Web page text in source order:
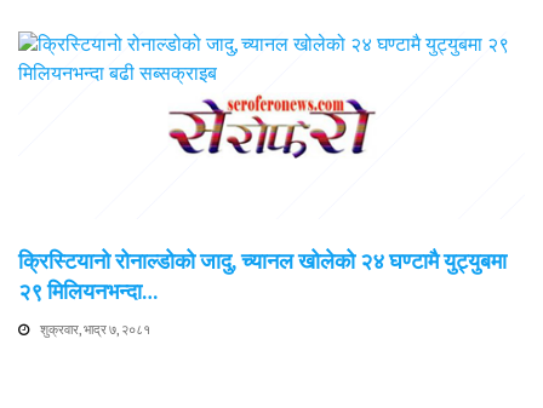
क्रिस्टियानो रोनाल्डोको जादु, च्यानल खोलेको २४ घण्टामै युट्युबमा
२९ मिलियनभन्दा…
शुक्रवार, भाद्र ७, २०८१